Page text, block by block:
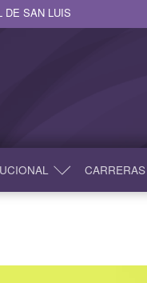
DE SAN LUIS
CARRERAS